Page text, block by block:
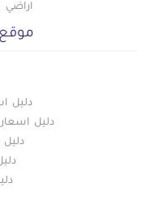
اراضي
دليل
دليل اسعار